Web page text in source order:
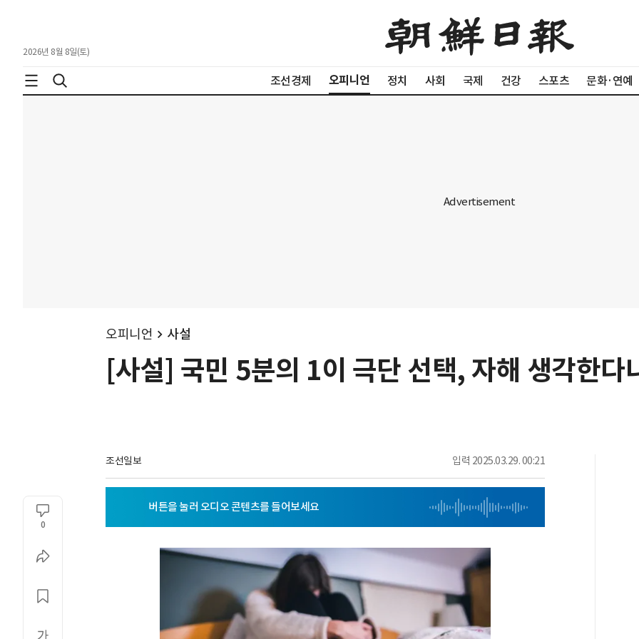
2026년 8월 8일(토)
조선경제 오피니언 정치 사회 국제 건강 스포츠 문화·연예
오피니언 사설
[사설] 국민 5분의 1이 극단 선택, 자해 생각한다
조선일보 입력 2025.03.29. 00:21
0